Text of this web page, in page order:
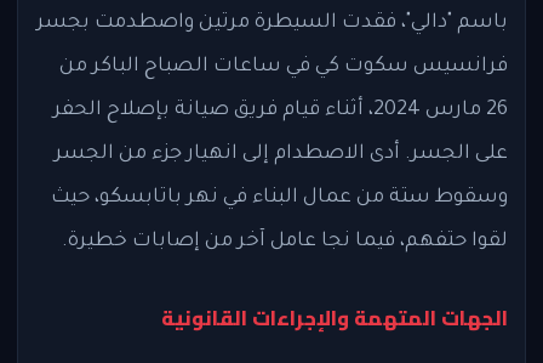
باسم "دالي"، فقدت السيطرة مرتين واصطدمت بجسر
فرانسيس سكوت كي في ساعات الصباح الباكر من
26 مارس 2024، أثناء قيام فريق صيانة بإصلاح الحفر
على الجسر. أدى الاصطدام إلى انهيار جزء من الجسر
وسقوط ستة من عمال البناء في نهر باتابسكو، حيث
لقوا حتفهم، فيما نجا عامل آخر من إصابات خطيرة.
الجهات المتهمة والإجراءات القانونية